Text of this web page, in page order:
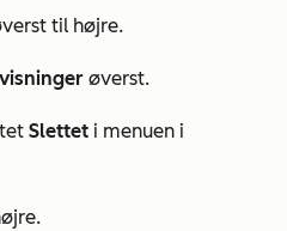
til højre.
øverst.
Slettet i menuen i